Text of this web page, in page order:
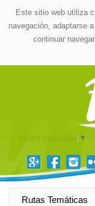
Este sitio web utiliza
navegación, adaptarse
continuar
▼
Rutas Temáticas